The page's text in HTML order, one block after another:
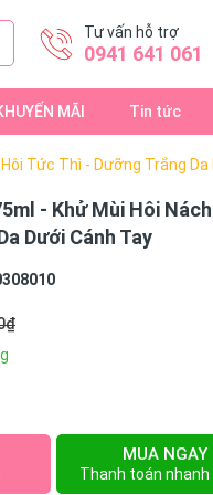
Tư vấn hỗ trợ
0941 641 061
MÃI Tin tức
Tức Thì - Dưỡng Trắng
- Khử Mùi Hôi
Dưới Cánh Tay
MUA NGAY
Thanh toán nhanh